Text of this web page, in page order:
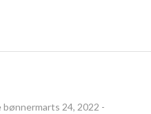
bønnermarts 24, 2022 -